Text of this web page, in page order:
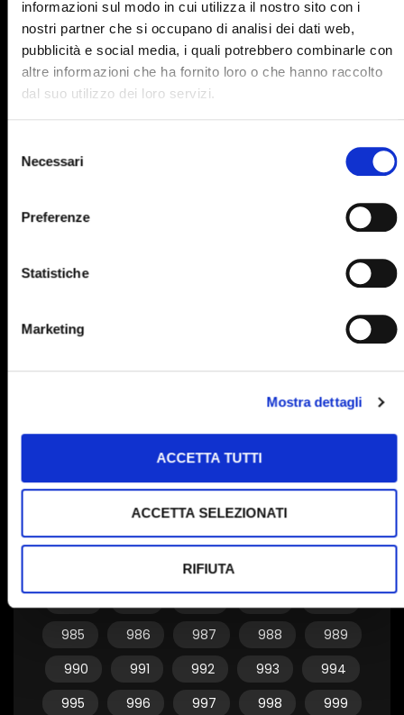
informazioni sul modo in cui utilizza il nostro sito con i
nostri partner che si occupano di analisi dei dati web,
pubblicità e social media, i quali potrebbero combinarle con
altre informazioni che ha fornito loro o che hanno raccolto
dal suo utilizzo dei loro servizi.
delNecessari
Preferenze
Statistiche
Marketing
Mostra dettagli
ACCETTA TUTTI
ACCETTA SELEZIONATI
RIFIUTA
900
901 902 903
904
905
906 907
915
925
929
940
944
953
954
955
956 957 958
959
962 963
970
971 972 973
974
977
985
986 987 988
989
990
991 992 993
994
995
996 997 998
999